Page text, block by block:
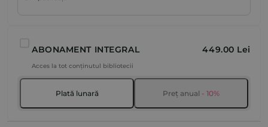
ABONAMENT INTEGRAL 449.00 Lei
Acces la tot conținutul bibliotecii
Plată lunară Preț anual - 10%